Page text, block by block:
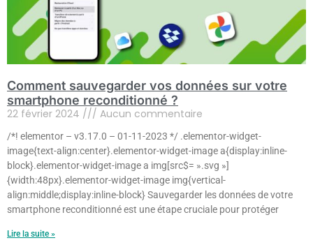
Comment sauvegarder vos données sur votre
smartphone reconditionné ?
22 février 2024 Aucun commentaire
/*! elementor – v3.17.0 – 01-11-2023 */ .elementor-widget-
image{text-align:center}.elementor-widget-image a{display:inline-
block}.elementor-widget-image a img[src$= ».svg »]
{width:48px}.elementor-widget-image img{vertical-
align:middle;display:inline-block} Sauvegarder les données de votre
smartphone reconditionné est une étape cruciale pour protéger
Lire la suite »